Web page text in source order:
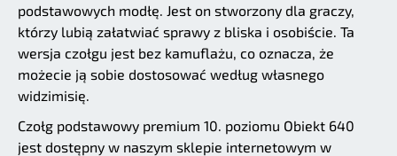
podstawowych modłę. Jest on stworzony dla graczy,
którzy lubią załatwiać sprawy z bliska i osobiście. Ta
wersja czołgu jest bez kamuflażu, co oznacza, że
możecie ją sobie dostosować według własnego
widzimisię.
Czołg podstawowy premium 10. poziomu Obiekt 640
jest dostępny w naszym sklepie internetowym w